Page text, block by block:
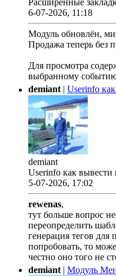
Расширенные
6-07-2026, 11:18
Модуль обновлён,
Продажа теперь без
Для просмотра
выбранному
demiant| Userinfo
demiant
Userinfo как
5-07-2026, 17:02
rewenas,
тут больше вопрос
переопределить
генерация тегов для
попробовать, то
честно оно того не
demiant | Модуль